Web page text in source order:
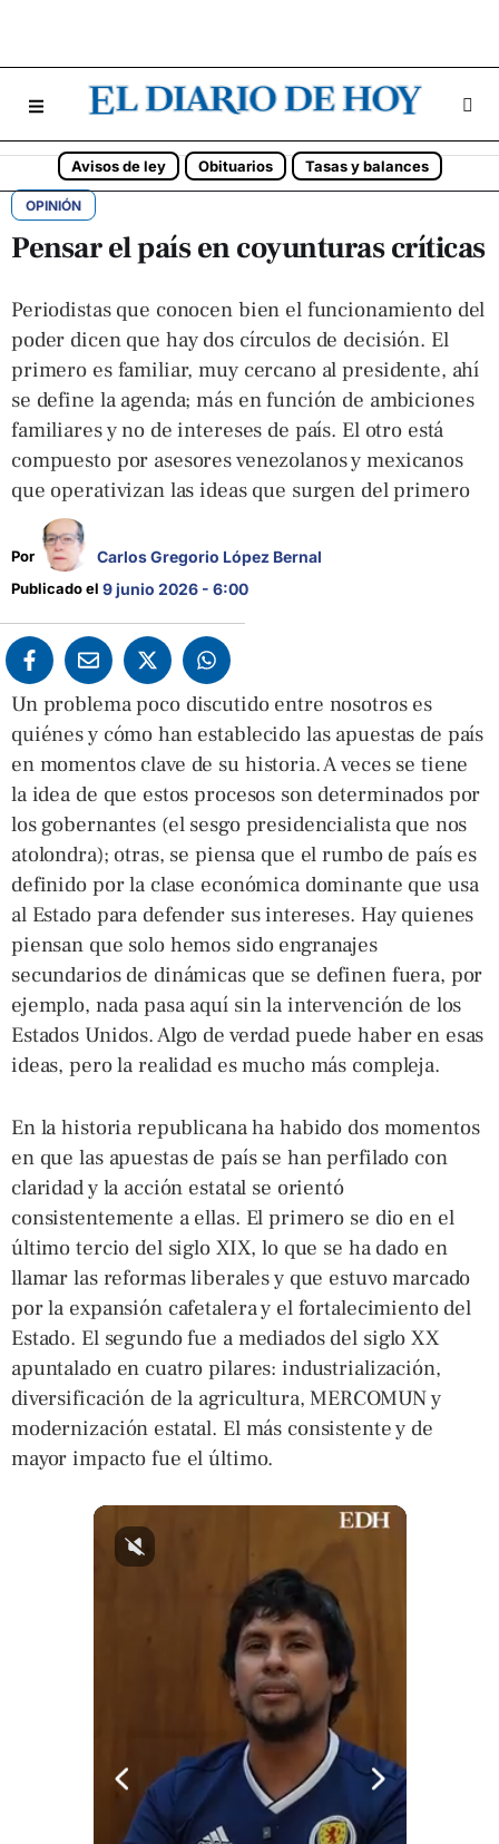
Avisos de ley Obituarios Tasas y balances
OPINIÓN
Pensar el país en coyunturas críticas
Periodistas que conocen bien el funcionamiento del
poder dicen que hay dos círculos de decisión. El
primero es familiar, muy cercano al presidente, ahí
se define la agenda; más en función de ambiciones
familiares y no de intereses de país. El otro está
compuesto por asesores venezolanos y mexicanos
que operativizan las ideas que surgen del primero
Por Carlos Gregorio López Bernal
Publicado el 9 junio 2026 - 6:00
Un problema poco discutido entre nosotros es
quiénes y cómo han establecido las apuestas de país
en momentos clave de su historia. A veces se tiene
la idea de que estos procesos son determinados por
los gobernantes (el sesgo presidencialista que nos
atolondra); otras, se piensa que el rumbo de país es
definido por la clase económica dominante que usa
al Estado para defender sus intereses. Hay quienes
piensan que solo hemos sido engranajes
secundarios de dinámicas que se definen fuera, por
ejemplo, nada pasa aquí sin la intervención de los
Estados Unidos. Algo de verdad puede haber en esas
ideas, pero la realidad es mucho más compleja.
En la historia republicana ha habido dos momentos
en que las apuestas de país se han perfilado con
claridad y la acción estatal se orientó
consistentemente a ellas. El primero se dio en el
último tercio del siglo XIX, lo que se ha dado en
llamar las reformas liberales y que estuvo marcado
por la expansión cafetalera y el fortalecimiento del
Estado. El segundo fue a mediados del siglo XX
apuntalado en cuatro pilares: industrialización,
diversificación de la agricultura, MERCOMUN y
modernización estatal. El más consistente y de
mayor impacto fue el último.